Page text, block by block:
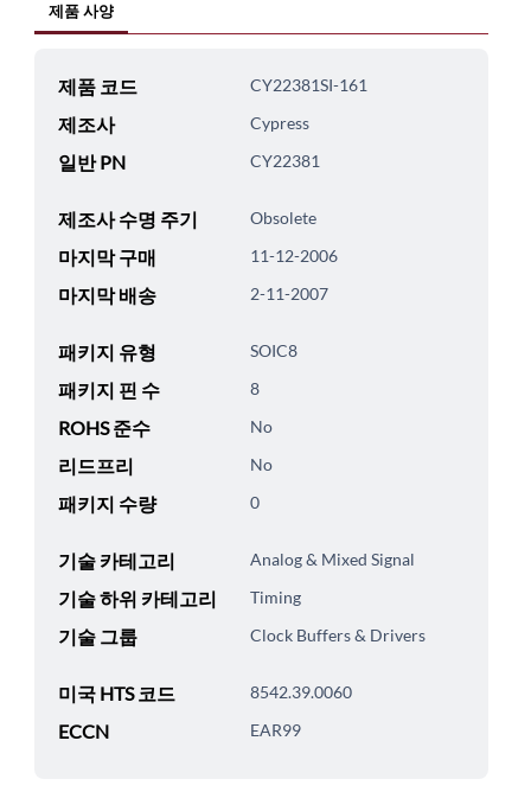
제품 사양
제품 코드 CY22381SI-161
제조사 Cypress
일반 PN CY22381
제조사 수명 주기 Obsolete
마지막 구매 11-12-2006
마지막 배송 2-11-2007
패키지 유형 SOIC8
패키지 핀 수 8
ROHS 준수 No
리드프리 No
패키지 수량 0
기술 카테고리 Analog & Mixed Signal
기술 하위 카테고리 Timing
기술 그룹 Clock Buffers & Drivers
미국 HTS 코드 8542.39.0060
ECCN EAR99